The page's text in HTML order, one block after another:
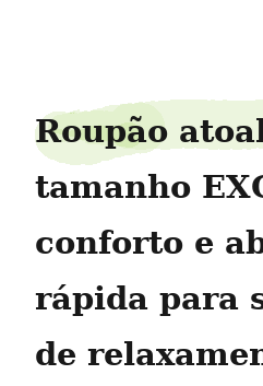
Roupão
tamanho
conforto e
rápida para
de